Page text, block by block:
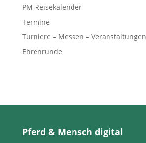
PM-Reisekalender
Termine
Turniere – Messen – Veranstaltungen
Ehrenrunde
Pferd & Mensch digital